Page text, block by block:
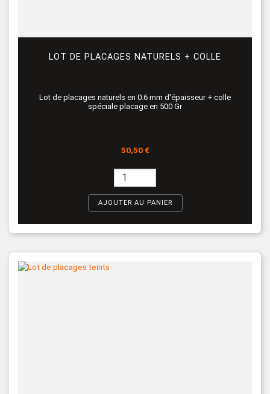
LOT DE PLACAGES NATURELS + COLLE
Lot de placages naturels en 0.6 mm d'épaisseur + colle
spéciale placage en 500 Gr
Prix
50,50 €
AJOUTER AU PANIER